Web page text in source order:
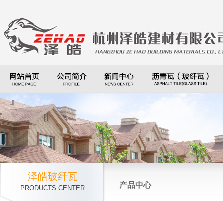
泽皓玻纤瓦
PRODUCTS CENTER 产品中心